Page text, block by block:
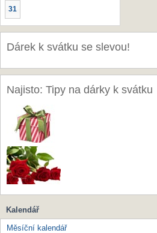
31
Dárek k svátku se slevou!
Najisto: Tipy na dárky k svátku
Kalendář
Měsíční kalendář